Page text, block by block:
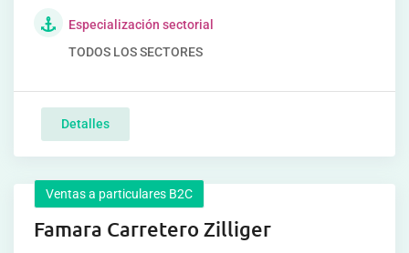
Especialización sectorial
TODOS LOS SECTORES
Detalles
Ventas a particulares B2C
Famara Carretero Zilliger